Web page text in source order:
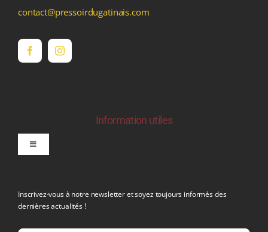
contact@pressoirdugatinais.com
Information utiles
Toggle
Inscrivez-vous à notre newsletter et soyez toujours informés des
dernières actualités !